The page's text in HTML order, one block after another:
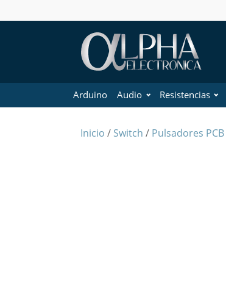
Arduino Audio Resistencias
Inicio / Switch / Pulsadores PCB